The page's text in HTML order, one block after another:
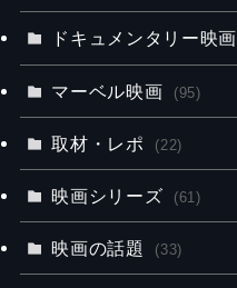
ドキュメンタリー映画
マーベル映画 (95)
取材・レポ (22)
映画シリーズ (61)
映画の話題 (33)